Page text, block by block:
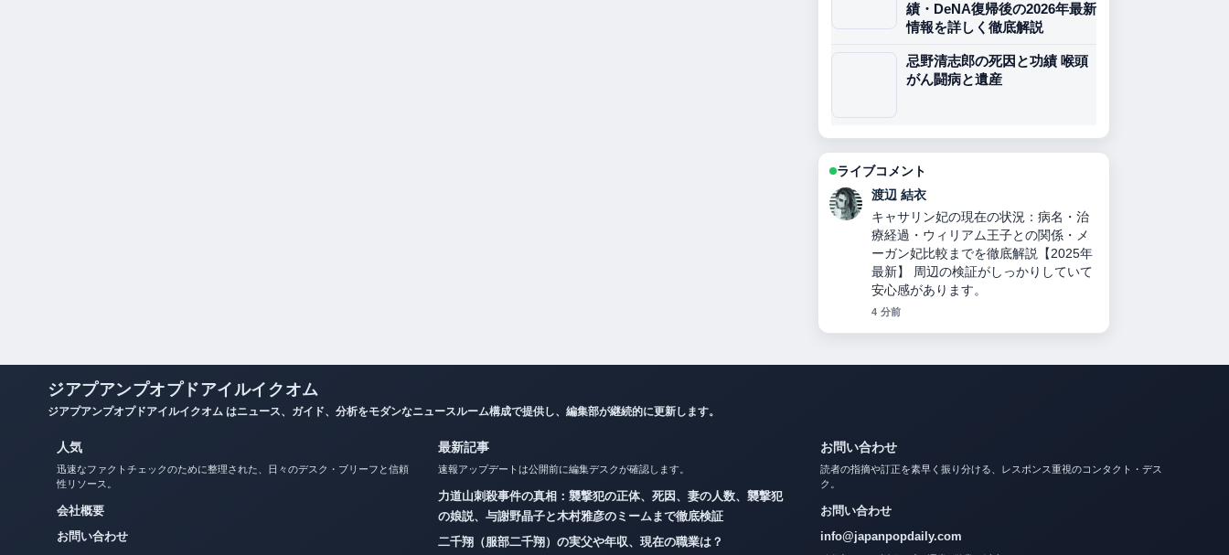
績・DeNA復帰後の2026年最新
情報を詳しく徹底解説
忌野清志郎の死因と功績 喉頭
がん闘病と遺産
ライブコメント
小林 大智
力道山刺殺事件の真相：襲撃犯の正
体、死因、妻の人数、襲撃犯の娘説、
与謝野晶子と木村雅彦のミームまで徹
底検証 の整理がとても分かりやすいで
す。今日の中でも特に読みやすいで
す。
ジアプアンプオプドアイルイクオム
人気
迅速なファクトチェックのために整理された、日々のデスク・ブリーフと信頼
性リソース。
会社概要
最新記事
速報アップデートは公開前に編集デスクが確認します。
力道山刺殺事件の真相：襲撃犯の正体、死因、妻の人数、襲撃犯
の娘説、与謝野晶子と木村雅彦のミームまで徹底検証
お問い合わせ
読者の指摘や訂正を素早く振り分ける、レスポンス重視のコンタクト・デス
お問い合わせ